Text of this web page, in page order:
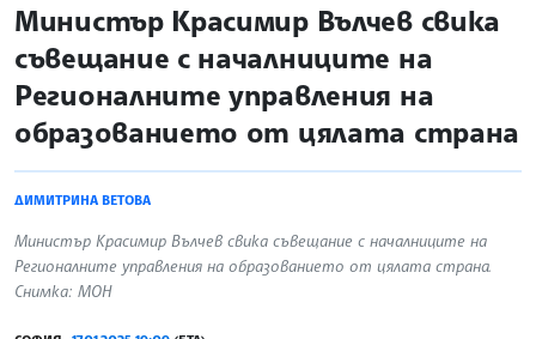
site.bta
Министър Красимир Вълчев свика
съвещание с началниците на
Регионалните управления на
образованието от цялата страна
ДИМИТРИНА ВЕТОВА
Министър Красимир Вълчев свика съвещание с началниците на
Регионалните управления на образованието от цялата страна.
Снимка: МОН